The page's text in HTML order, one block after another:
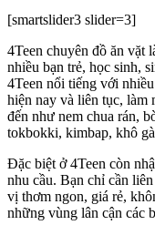
[smartslider3 slider=3]
4Teen chuyên đồ ăn vặt
nhiều bạn trẻ, học sinh,
4Teen nổi tiếng với
hiện nay và liên tục, làm
đến như nem chua rán,
tokbokki, kimbap, khô
Đặc biệt ở 4Teen còn
nhu cầu. Bạn chỉ cần
vị thơm ngon, giá rẻ,
những vùng lân cận các